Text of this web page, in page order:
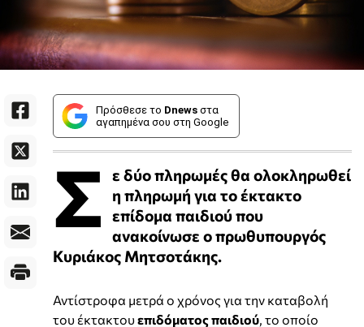
Πρόσθεσε το Dnews στα
αγαπημένα σου στη Google
Σ ε δύο πληρωμές θα ολοκληρωθεί
η πληρωμή για το έκτακτο
επίδομα παιδιού που
ανακοίνωσε ο πρωθυπουργός
Κυριάκος Μητσοτάκης.
Αντίστροφα μετρά ο χρόνος για την καταβολή
του έκτακτουεπιδόματος παιδιού , το οποίο